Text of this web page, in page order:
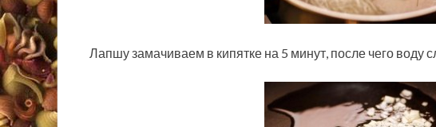
Лапшу замачиваем в кипятке на 5 минут, после чего воду